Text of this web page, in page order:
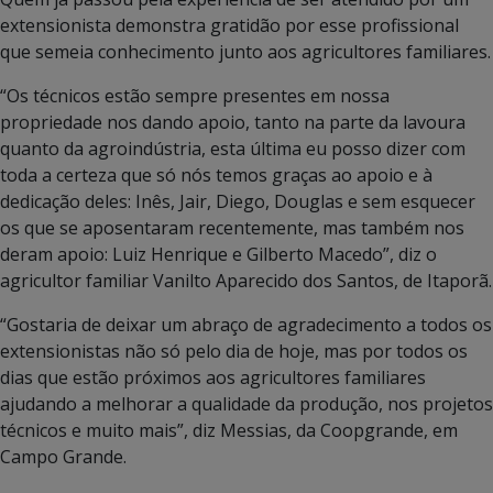
extensionista demonstra gratidão por esse profissional
que semeia conhecimento junto aos agricultores familiares.
“Os técnicos estão sempre presentes em nossa
propriedade nos dando apoio, tanto na parte da lavoura
quanto da agroindústria, esta última eu posso dizer com
toda a certeza que só nós temos graças ao apoio e à
dedicação deles: Inês, Jair, Diego, Douglas e sem esquecer
os que se aposentaram recentemente, mas também nos
deram apoio: Luiz Henrique e Gilberto Macedo”, diz o
agricultor familiar Vanilto Aparecido dos Santos, de Itaporã.
“Gostaria de deixar um abraço de agradecimento a todos os
extensionistas não só pelo dia de hoje, mas por todos os
dias que estão próximos aos agricultores familiares
ajudando a melhorar a qualidade da produção, nos projetos
técnicos e muito mais”, diz Messias, da Coopgrande, em
Campo Grande.